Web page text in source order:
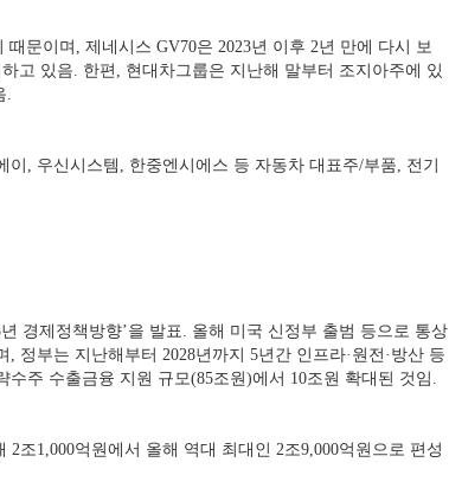
문이며, 제네시스 GV70은 2023년 이후 2년 만에 다시 보
고 있음. 한편, 현대차그룹은 지난해 말부터 조지아주에 있
.
, 우신시스템, 한중엔시에스 등 자동차 대표주/부품, 전기
경제정책방향’을 발표. 올해 미국 신정부 출범 등으로 통상
정부는 지난해부터 2028년까지 5년간 인프라·원전·방산 등
주 수출금융 지원 규모(85조원)에서 10조원 확대된 것임.
1,000억원에서 올해 역대 최대인 2조9,000억원으로 편성